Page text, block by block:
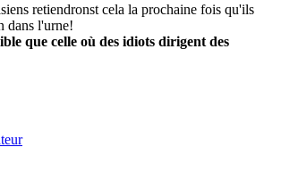
retiendronst cela la prochaine fois qu'ils
dans l'urne!
que celle où des idiots dirigent des